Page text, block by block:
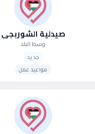
صيدلية الشوربجي
وسط البلد
جديد
مواعيد عمل